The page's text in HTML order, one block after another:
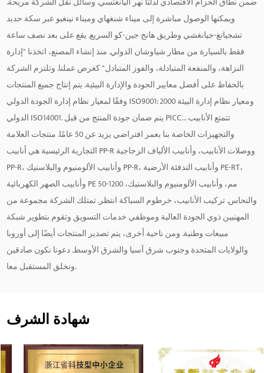
الخارجية.
بالإضافة إلى ذلك، فإن تركيبات الصهر الكهربائي تتمتع بقدرة جيدة
على التكيف. يمكن تطبيقه على توصيلات الأنابيب بأقطار مختلفة
وسمك الجدار لتلبية الاحتياجات الهندسية المختلفة. وفي الوقت
نفسه، يمكنها أيضًا توصيل الأنابيب من مواد مختلفة، مثل البولي
إيثيلين والبولي بروبيلين والأنابيب المعدنية. هذه المرونة تجعلها
طريقة اتصال متعددة الاستخدامات ومناسبة للاستخدام في
ويمكنها الوصول مباشرة إلى ميناء شنغهاي وميناء نينغبو عبر سكة حديد
تشجيانغ-جيانغشي وطريق هانج جين-كو السريع. يقع على بعد نصف ساعة
فقط بالسيارة من مطار شياوشان الدولي. منذ إنشاء المصنع، اتخذنا "إدارة
النزاهة، والمنفعة المتبادلة، والفوز المتبادل" كغرض عملنا. وتلتزم الشركة
بالحفاظ على أفضل معايير الجودة والإدارة البيئية. يتم إنتاج جميع المنتجات
وفقًا لمعيار نظام إدارة الجودة الدولي ISO9001: 2000 ومعيار نظام إدارة البيئة
الدولي ISO14001. يتم ضمان جودة المنتج من قبل PICC... تتمتع الأنابيب
والتجهيزات الخاصة بنا بعمر افتراضي يزيد عن 50 عامًا. منتجات العلامة
التجارية الرئيسية هي أنابيب PP-R ووصلات الأنابيب، وأنابيب الألياف الزجاجية
PP-R، وأنابيب الألومنيوم والبلاستيك PP-R، وأنابيب التدفئة الأرضية PE-RT،
وأنابيب الصهر الكهربائية PE 50-1200 مم، وأنابيب الألومنيوم والبلاستيك،
والنحاس. تركيب الأنابيب، خرطوم السباكة انتظر. تمتلك الشركة مجموعة من
المهنيين ذوي الجودة العالية وموظفي خدمات التسويق وتقوم بتطوير شبكة
مبيعات وطنية. ومن ناحية أخرى، يتم تصدير المنتجات أيضًا إلى أوروبا
والولايات المتحدة وجنوب شرق آسيا والشرق الأوسط. دعونا نكون صادقين
ونخلق المستقبل معا.
شهادة الشرف